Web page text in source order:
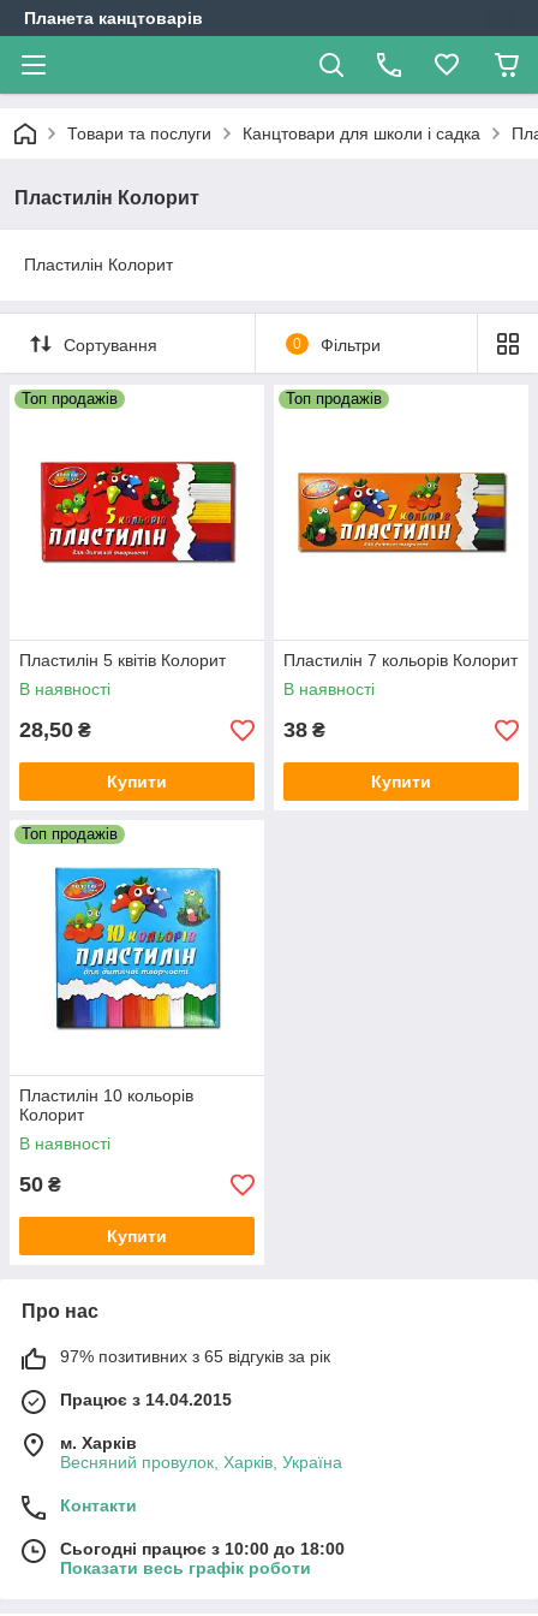
Планета канцтоварів
Товари та послуги Канцтовари для школи і садка
Пластилін Колорит
Пластилін Колорит
Сортування 0 Фільтри
Топ продажів
Пластилін 5 квітів Колорит
В наявності
28,50 ₴
Купити
Топ продажів
Пластилін 7 кольорів Колорит
В наявності
38 ₴
Купити
Топ продажів
Пластилін 10 кольорів
Колорит
В наявності
50 ₴
Купити
Про нас
97% позитивних з 65 відгуків за рік
Працює з 14.04.2015
м. Харків
Весняний провулок, Харків, Україна
Контакти
Сьогодні працює з 10:00 до 18:00
Показати весь графік роботи